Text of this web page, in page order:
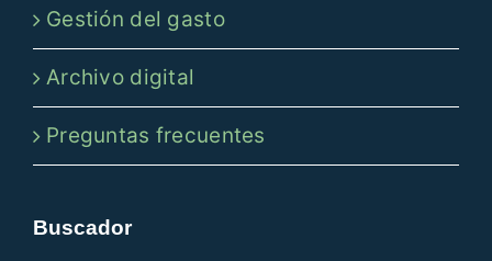
Gestión del gasto
Archivo digital
Preguntas frecuentes
Buscador